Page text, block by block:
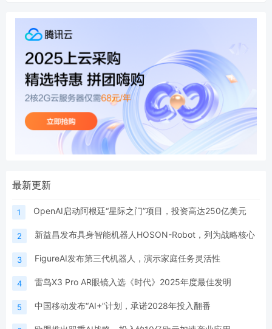
最新更新
1 OpenAI启动阿根廷“星际之门”项目，投资高达250亿美元
2 新益昌发布具身智能机器人HOSON-Robot，列为战略核心
3 FigureAI发布第三代机器人，演示家庭任务灵活性
4 雷鸟X3 Pro AR眼镜入选《时代》2025年度最佳发明
5 中国移动发布“AI+”计划，承诺2028年投入翻番